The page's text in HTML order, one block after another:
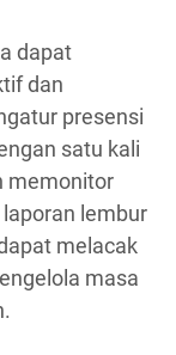
dapat
dan
presensi
satu kali
memonitor
lembur
melacak
masa